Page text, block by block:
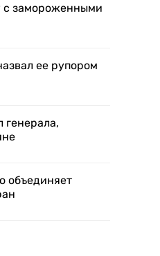
с замороженными
ее рупором
генерала,
объединяет